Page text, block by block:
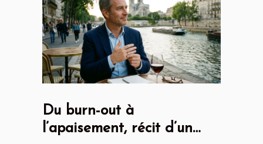
Du burn-out à
l’apaisement, récit d’un